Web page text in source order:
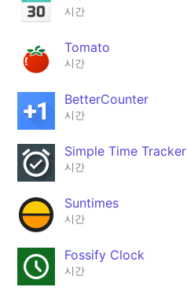
시간
Tomato
시간
BetterCounter
시간
Simple Time Tracker
시간
Suntimes
시간
Fossify Clock
시간